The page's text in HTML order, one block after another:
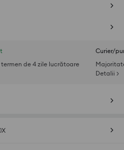
de 4 zile lucrătoare
Curier/
Detalii >